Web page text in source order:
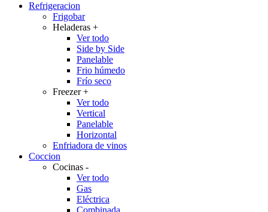
Refrigeracion
Frigobar
Heladeras +
Ver todo
Side by Side
Panelable
Frio húmedo
Frío seco
Freezer+
Ver todo
Vertical
Panelable
Horizontal
Enfriadora de vinos
Coccion
Cocinas -
Ver todo
Gas
Eléctrica
Combinada